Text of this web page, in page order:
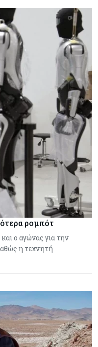
ρομπότ
ο αγώνας για την
η τεχνητή